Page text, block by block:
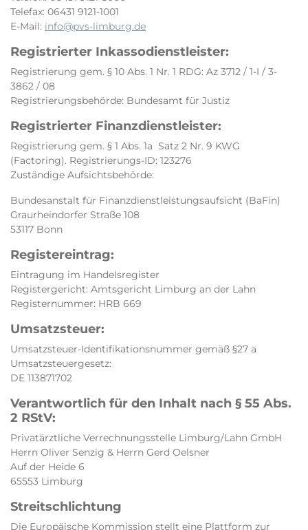
Telefax: 06431 9121-1001
E-Mail: info@pvs-limburg.de
Registrierter Inkassodienstleister:
Registrierung gem. § 10 Abs. 1 Nr. 1 RDG: Az 3712 / 1-I / 3-
3862 / 08
Registrierungsbehörde: Bundesamt für Justiz
Registrierter Finanzdienstleister:
Registrierung gem. § 1 Abs. 1a Satz 2 Nr. 9 KWG
(Factoring). Registrierungs-ID: 123276
Zuständige Aufsichtsbehörde:
Bundesanstalt für Finanzdienstleistungsaufsicht (BaFin)
Graurheindorfer Straße 108
53117 Bonn
Registereintrag:
Eintragung im Handelsregister
Registergericht: Amtsgericht Limburg an der Lahn
Registernummer: HRB 669
Umsatzsteuer:
Umsatzsteuer-Identifikationsnummer gemäß §27 a
Umsatzsteuergesetz:
DE 113871702
Verantwortlich für den Inhalt nach § 55 Abs.
2 RStV:
Privatärztliche Verrechnungsstelle Limburg/Lahn GmbH
Herrn Oliver Senzig & Herrn Gerd Oelsner
Auf der Heide 6
65553 Limburg
Streitschlichtung
Die Europäische Kommission stellt eine Plattform zur